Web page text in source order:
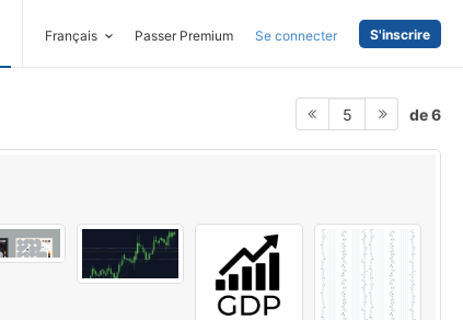
Français Passer Premium Se connecter S'inscrire
5 de 6